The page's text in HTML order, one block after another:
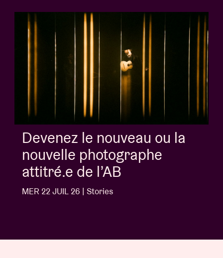
Album of the week:
'Doctrine Of Love' -
Ngonda
MER 1 JUIL 26 | Stories